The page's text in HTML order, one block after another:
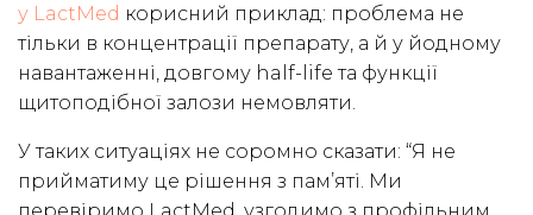
у LactMed корисний приклад: проблема не
тільки в концентрації препарату, а й у йодному
навантаженні, довгому half-life та функції
щитоподібної залози немовляти.
У таких ситуаціях не соромно сказати: “Я не
прийматиму це рішення з пам’яті. Ми